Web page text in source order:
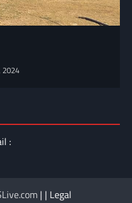
2024
:
| | Legal